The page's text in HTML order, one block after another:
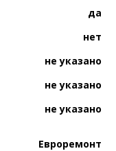
да
нет
не указано
не указано
не указано
Евроремонт